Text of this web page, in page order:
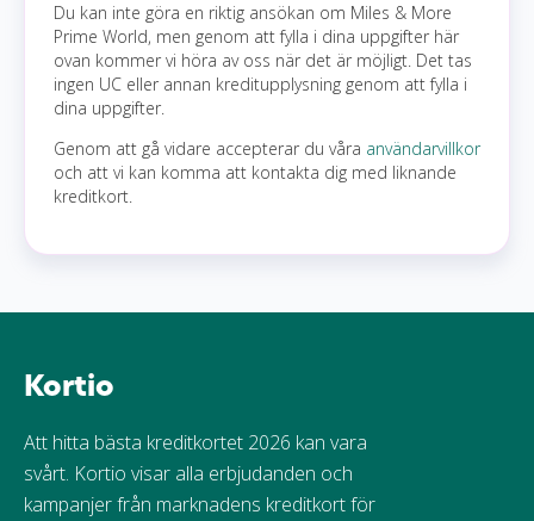
Du kan inte göra en riktig ansökan om Miles & More
Prime World, men genom att fylla i dina uppgifter här
ovan kommer vi höra av oss när det är möjligt. Det tas
ingen UC eller annan kreditupplysning genom att fylla i
dina uppgifter.
Genom att gå vidare accepterar du våra användarvillkor
och att vi kan komma att kontakta dig med liknande
kreditkort.
Kortio
Att hitta bästa kreditkortet 2026 kan vara
svårt. Kortio visar alla erbjudanden och
kampanjer från marknadens kreditkort för